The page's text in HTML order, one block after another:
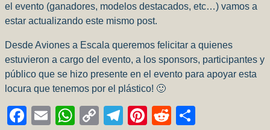
el evento (ganadores, modelos destacados, etc…) vamos a
estar actualizando este mismo post.
Desde Aviones a Escala queremos felicitar a quienes
estuvieron a cargo del evento, a los sponsors, participantes y
público que se hizo presente en el evento para apoyar esta
locura que tenemos por el plástico! 🙂
F
E
W
C
T
Pi
R